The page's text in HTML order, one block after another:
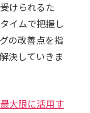
けられるた
イムで把握し
の改善点を指
決していきま
大限に活用す